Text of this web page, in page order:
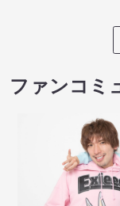
ファンコミ